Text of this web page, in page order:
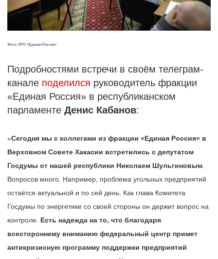
Фото: ХРО «Единая Россия»
Подробностями встречи в своём телеграм-
канале поделился руководитель фракции
«Единая Россия» в республиканском
парламенте Денис Кабанов:
«Сегодня мы с коллегами из фракции «Единая Россия» в
Верховном Совете Хакасии встретились с депутатом
Госдумы от нашей республики Николаем Шульгиновым
Вопросов много. Например, проблема угольных предприятий
остаётся актуальной и по сей день. Как глава Комитета
Госдумы по энергетике со своей стороны он держит вопрос на
контроле. Есть надежда на то, что благодаря
всестороннему вниманию федеральный центр примет
антикризисную программу поддержки предприятий